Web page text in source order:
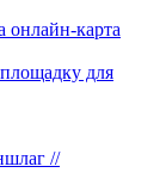
онлайн-карта
для
//